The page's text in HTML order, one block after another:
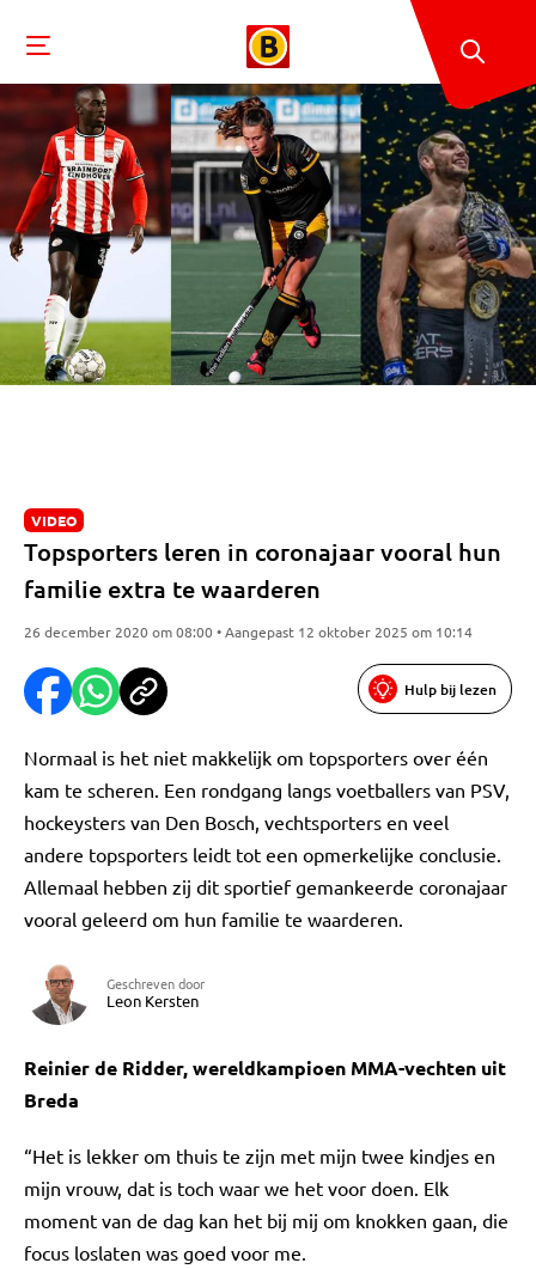
VIDEO
Topsporters leren in coronajaar vooral hun
familie extra te waarderen
26 december 2020 om 08:00 • Aangepast 12 oktober 2025 om 10:14
Hulp bij lezen
Normaal is het niet makkelijk om topsporters over één
kam te scheren. Een rondgang langs voetballers van PSV,
hockeysters van Den Bosch, vechtsporters en veel
andere topsporters leidt tot een opmerkelijke conclusie.
Allemaal hebben zij dit sportief gemankeerde coronajaar
vooral geleerd om hun familie te waarderen.
Geschreven door
Leon Kersten
Reinier de Ridder, wereldkampioen MMA-vechten uit
Breda
“Het is lekker om thuis te zijn met mijn twee kindjes en
mijn vrouw, dat is toch waar we het voor doen. Elk
moment van de dag kan het bij mij om knokken gaan, die
focus loslaten was goed voor me.